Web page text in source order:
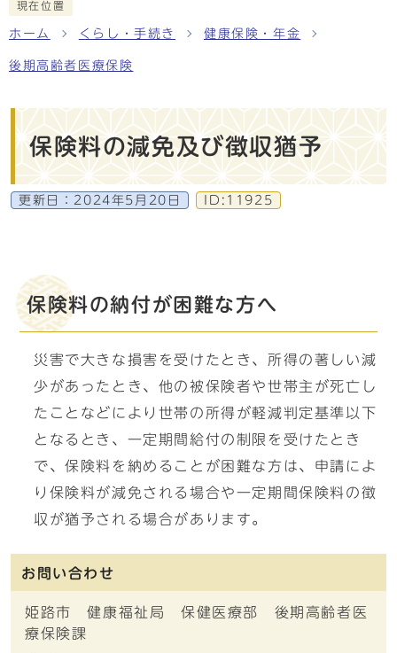
現在位置
ホーム くらし・手続き 健康保険・年金
後期高齢者医療保険
保険料の減免及び徴収猶予
更新日： 2024年5月20日 ID:11925
保険料の納付が困難な方へ
災害で大きな損害を受けたとき、所得の著しい減
少があったとき、他の被保険者や世帯主が死亡し
たことなどにより世帯の所得が軽減判定基準以下
となるとき、一定期間給付の制限を受けたとき
で、保険料を納めることが困難な方は、申請によ
り保険料が減免される場合や一定期間保険料の徴
収が猶予される場合があります。
お問い合わせ
姫路市 健康福祉局 保健医療部 後期高齢者医
療保険課